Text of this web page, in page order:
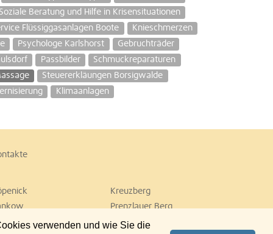
verwenden und wie Sie die
Soziale Beratung und Hilfe in Krisensituationen
Flüssiggasanlagen Boote
Knieschmerzen
Psychologe Karlshorst
Gebruchträder
Passbilder
Schmuckreparaturen
Steuererkläungen Borsigwalde
Klimaanlagen
Kreuzberg
Prenzlauer Berg
Tiergarten